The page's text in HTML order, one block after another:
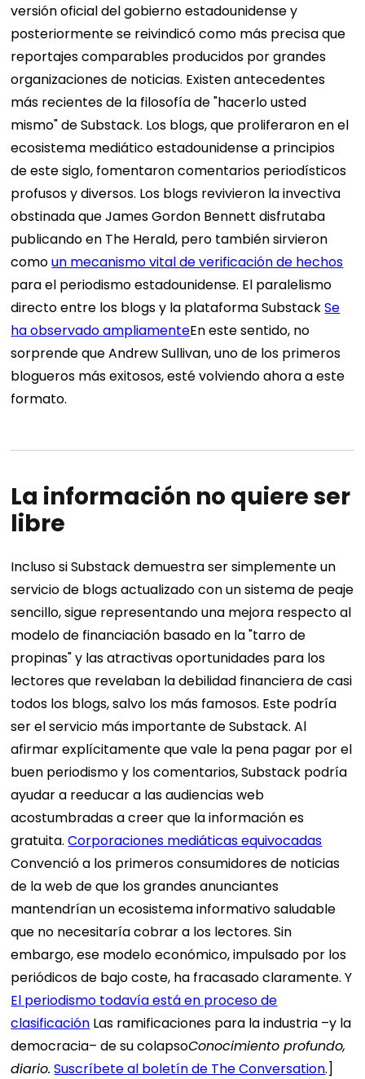
versión oficial del gobierno estadounidense y
posteriormente se reivindicó como más precisa que
reportajes comparables producidos por grandes
organizaciones de noticias. Existen antecedentes
más recientes de la filosofía de "hacerlo usted
mismo" de Substack. Los blogs, que proliferaron en el
ecosistema mediático estadounidense a principios
de este siglo, fomentaron comentarios periodísticos
profusos y diversos. Los blogs revivieron la invectiva
obstinada que James Gordon Bennett disfrutaba
publicando en The Herald, pero también sirvieron
comoun mecanismo vital de verificación de hechos
para el periodismo estadounidense. El paralelismo
directo entre los blogs y la plataforma SubstackSe
ha observado ampliamenteEn este sentido, no
sorprende que Andrew Sullivan, uno de los primeros
blogueros más exitosos, esté volviendo ahora a este
formato.
La información no quiere ser
libre
Incluso si Substack demuestra ser simplemente un
servicio de blogs actualizado con un sistema de peaje
sencillo, sigue representando una mejora respecto al
modelo de financiación basado en la "tarro de
propinas" y las atractivas oportunidades para los
lectores que revelaban la debilidad financiera de casi
todos los blogs, salvo los más famosos. Este podría
ser el servicio más importante de Substack. Al
afirmar explícitamente que vale la pena pagar por el
buen periodismo y los comentarios, Substack podría
ayudar a reeducar a las audiencias web
acostumbradas a creer que la información es
gratuita.Corporaciones mediáticas equivocadas
Convenció a los primeros consumidores de noticias
de la web de que los grandes anunciantes
mantendrían un ecosistema informativo saludable
que no necesitaría cobrar a los lectores. Sin
embargo, ese modelo económico, impulsado por los
periódicos de bajo coste, ha fracasado claramente. Y
El periodismo todavía está en proceso de
clasificación Las ramificaciones para la industria –y la
democracia– de su colapsoConocimiento profundo,
diario. Suscríbete al boletín de The Conversation.]